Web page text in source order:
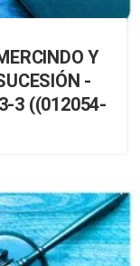
Y
-
3 ((012054-